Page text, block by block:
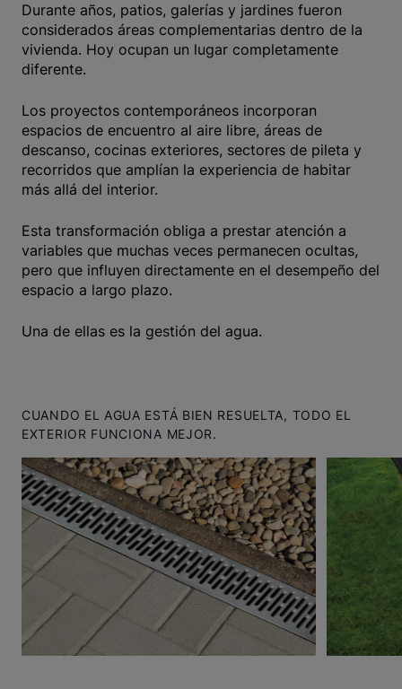
Durante años, patios, galerías y jardines fueron
considerados áreas complementarias dentro de la
vivienda. Hoy ocupan un lugar completamente
diferente.
Los proyectos contemporáneos incorporan
espacios de encuentro al aire libre, áreas de
descanso, cocinas exteriores, sectores de pileta y
recorridos que amplían la experiencia de habitar
más allá del interior.
Esta transformación obliga a prestar atención a
variables que muchas veces permanecen ocultas,
pero que influyen directamente en el desempeño del
espacio a largo plazo.
Una de ellas es la gestión del agua.
CUANDO EL AGUA ESTÁ BIEN RESUELTA, TODO EL
EXTERIOR FUNCIONA MEJOR.